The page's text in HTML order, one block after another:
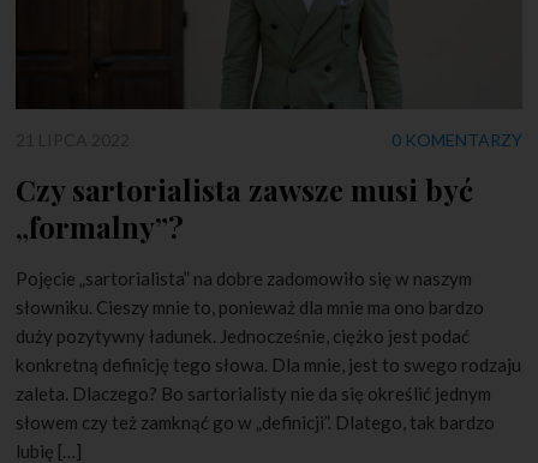
0 KOMENTARZY
Czy sartorialista zawsze musi być
„formalny”?
Pojęcie „sartorialista” na dobre zadomowiło się w naszym
słowniku. Cieszy mnie to, ponieważ dla mnie ma ono bardzo
duży pozytywny ładunek. Jednocześnie, ciężko jest podać
konkretną definicję tego słowa. Dla mnie, jest to swego rodzaju
zaleta. Dlaczego? Bo sartorialisty nie da się określić jednym
słowem czy też zamknąć go w „definicji”. Dlatego, tak bardzo
lubię […]